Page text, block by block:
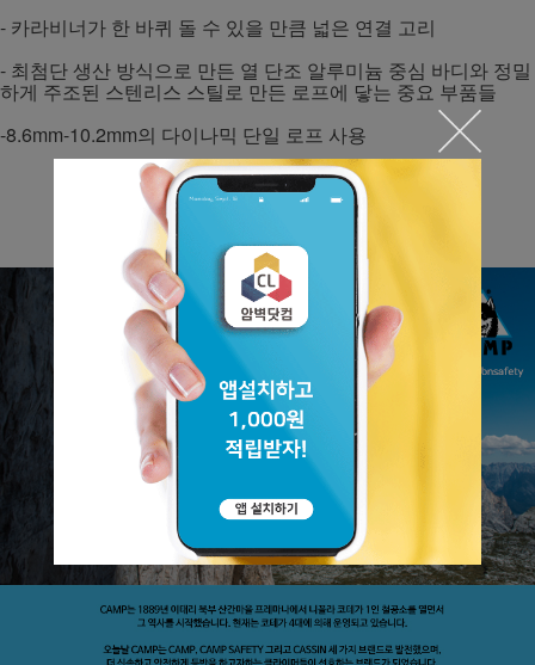
- 카라비너가 한 바퀴 돌 수 있을 만큼 넓은 연결 고리
- 최첨단 생산 방식으로 만든 열 단조 알루미늄 중심 바디와 정밀
하게 주조된 스텐리스 스틸로 만든 로프에 닿는 중요 부품들
-8.6mm-10.2mm의 다이나믹 단일 로프 사용